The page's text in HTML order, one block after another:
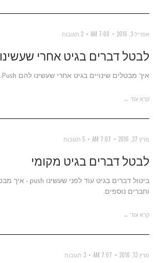
אפריל 3, 2016 7:00 AM 2 תגובות
לבטל דברים בגיט אחרי שעשינו PUSH
איך מבטלים שינויים בגיט אחרי שעשינו להם Push.
קרא עוד ←
מרץ 27, 2016 7:07 AM 5 תגובות
לבטל דברים בגיט מקומי
וחברים נוספים.
קרא עוד ←
מרץ 13, 2016 7:07 AM 3 תגובות